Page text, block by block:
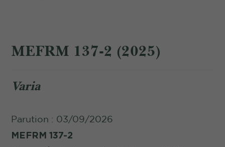
MEFRM 137-2 (2025)
Varia
Parution : 03/09/2026
MEFRM 137-2